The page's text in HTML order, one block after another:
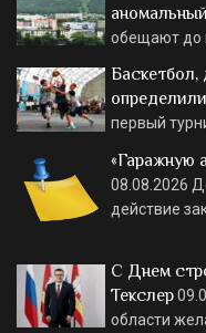
обещают до
Баскетбол,
первый
«Гаражную
08.08.2026
действие
С Днем
Текслер
области